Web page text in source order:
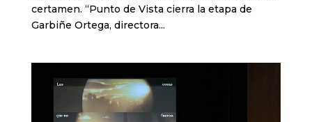
certamen. “Punto de Vista cierra la etapa de
Garbiñe Ortega, directora...